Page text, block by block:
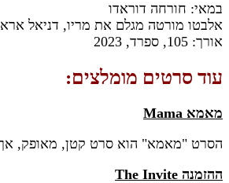
במאי: חורחה דוראדו
אלבטו מורטה מגלם את מריו, דניאל
אורך: 105, ספרד, 2023
עוד סרטים מומלצים:
מאמא Mama
הסרט "מאמא" הוא סרט קטן, מאופק, אך
ההזמנה The Invite